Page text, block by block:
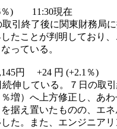
％) 11:30現在
引終了後に関東財務局
たことが判明しており
っている。
円 +24 円 (+2.1％)
続伸している。７日の取
増）へ上方修正し、あ
据え置いたものの、エ
た。また、エンジニア